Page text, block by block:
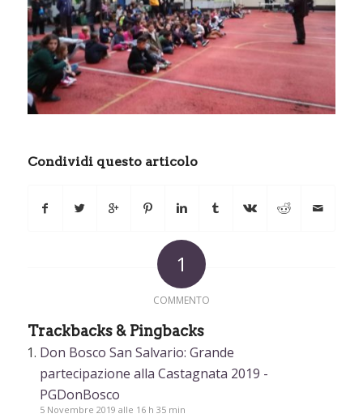
Condividi questo articolo
1
COMMENTO
Trackbacks & Pingbacks
Don Bosco San Salvario: Grande
partecipazione alla Castagnata 2019 -
PGDonBosco
5 Novembre 2019 alle 16 h 35 min